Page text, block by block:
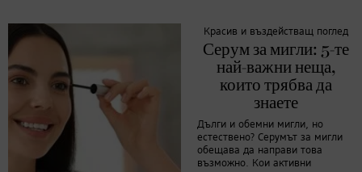
Красив и въздействащ поглед
Серум за мигли: 5-те
най-важни неща,
които трябва да
знаете
Дълги и обемни мигли, но
естествено? Серумът за мигли
обещава да направи това
възможно. Кои активни